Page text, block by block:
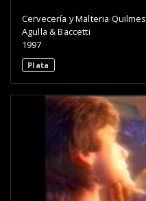
Cervecería y Malteria Quilmes
Agulla & Baccetti
1997
Plata